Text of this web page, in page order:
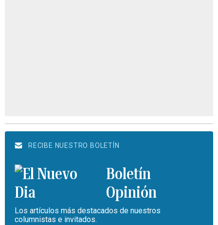
RECIBE NUESTRO BOLETÍN
Boletín
Opinión
Los artículos más destacados de nuestros
columnistas e invitados.